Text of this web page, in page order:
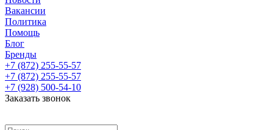
Вакансии
Политика
Помощь
Блог
Бренды
+7 (872) 255-55-57
+7 (872) 255-55-57
+7 (928) 500-54-10
Заказать звонок